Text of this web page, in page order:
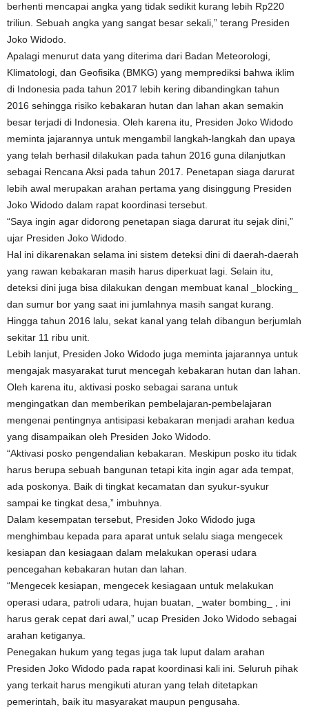
berhenti mencapai angka yang tidak sedikit kurang lebih Rp220
triliun. Sebuah angka yang sangat besar sekali,” terang Presiden
Joko Widodo.
Apalagi menurut data yang diterima dari Badan Meteorologi,
Klimatologi, dan Geofisika (BMKG) yang memprediksi bahwa iklim
di Indonesia pada tahun 2017 lebih kering dibandingkan tahun
2016 sehingga risiko kebakaran hutan dan lahan akan semakin
besar terjadi di Indonesia. Oleh karena itu, Presiden Joko Widodo
meminta jajarannya untuk mengambil langkah-langkah dan upaya
yang telah berhasil dilakukan pada tahun 2016 guna dilanjutkan
sebagai Rencana Aksi pada tahun 2017. Penetapan siaga darurat
lebih awal merupakan arahan pertama yang disinggung Presiden
Joko Widodo dalam rapat koordinasi tersebut.
“Saya ingin agar didorong penetapan siaga darurat itu sejak dini,”
ujar Presiden Joko Widodo.
Hal ini dikarenakan selama ini sistem deteksi dini di daerah-daerah
yang rawan kebakaran masih harus diperkuat lagi. Selain itu,
deteksi dini juga bisa dilakukan dengan membuat kanal _blocking_
dan sumur bor yang saat ini jumlahnya masih sangat kurang.
Hingga tahun 2016 lalu, sekat kanal yang telah dibangun berjumlah
sekitar 11 ribu unit.
Lebih lanjut, Presiden Joko Widodo juga meminta jajarannya untuk
mengajak masyarakat turut mencegah kebakaran hutan dan lahan.
Oleh karena itu, aktivasi posko sebagai sarana untuk
mengingatkan dan memberikan pembelajaran-pembelajaran
mengenai pentingnya antisipasi kebakaran menjadi arahan kedua
yang disampaikan oleh Presiden Joko Widodo.
“Aktivasi posko pengendalian kebakaran. Meskipun posko itu tidak
harus berupa sebuah bangunan tetapi kita ingin agar ada tempat,
ada poskonya. Baik di tingkat kecamatan dan syukur-syukur
sampai ke tingkat desa,” imbuhnya.
Dalam kesempatan tersebut, Presiden Joko Widodo juga
menghimbau kepada para aparat untuk selalu siaga mengecek
kesiapan dan kesiagaan dalam melakukan operasi udara
pencegahan kebakaran hutan dan lahan.
“Mengecek kesiapan, mengecek kesiagaan untuk melakukan
operasi udara, patroli udara, hujan buatan, _water bombing_ , ini
harus gerak cepat dari awal,” ucap Presiden Joko Widodo sebagai
arahan ketiganya.
Penegakan hukum yang tegas juga tak luput dalam arahan
Presiden Joko Widodo pada rapat koordinasi kali ini. Seluruh pihak
yang terkait harus mengikuti aturan yang telah ditetapkan
pemerintah, baik itu masyarakat maupun pengusaha.